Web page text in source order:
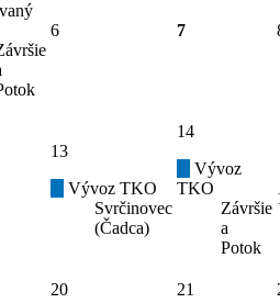
6 7
13
Vývoz TKO
Svrčinovec
(Čadca)
14
Vývoz
TKO
Závršie
a
Potok
20 21